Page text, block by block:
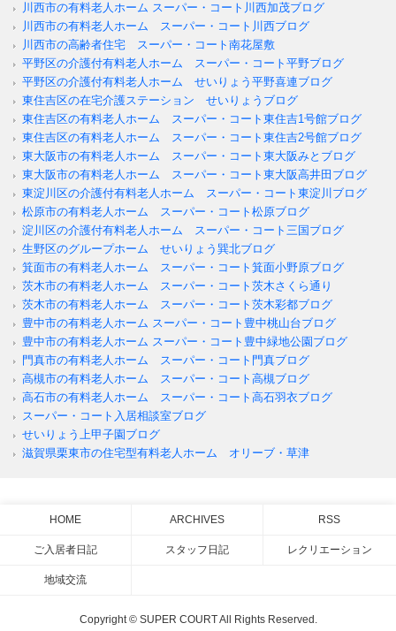
川西市の有料老人ホーム スーパー・コート川西加茂ブログ
川西市の有料老人ホーム スーパー・コート川西ブログ
川西市の高齢者住宅 スーパー・コート南花屋敷
平野区の介護付有料老人ホーム スーパー・コート平野ブログ
平野区の介護付有料老人ホーム せいりょう平野喜連ブログ
東住吉区の在宅介護ステーション せいりょうブログ
東住吉区の有料老人ホーム スーパー・コート東住吉1号館ブログ
東住吉区の有料老人ホーム スーパー・コート東住吉2号館ブログ
東大阪市の有料老人ホーム スーパー・コート東大阪みとブログ
東大阪市の有料老人ホーム スーパー・コート東大阪高井田ブログ
東淀川区の介護付有料老人ホーム スーパー・コート東淀川ブログ
松原市の有料老人ホーム スーパー・コート松原ブログ
淀川区の介護付有料老人ホーム スーパー・コート三国ブログ
生野区のグループホーム せいりょう巽北ブログ
箕面市の有料老人ホーム スーパー・コート箕面小野原ブログ
茨木市の有料老人ホーム スーパー・コート茨木さくら通り
茨木市の有料老人ホーム スーパー・コート茨木彩都ブログ
豊中市の有料老人ホーム スーパー・コート豊中桃山台ブログ
豊中市の有料老人ホーム スーパー・コート豊中緑地公園ブログ
門真市の有料老人ホーム スーパー・コート門真ブログ
高槻市の有料老人ホーム スーパー・コート高槻ブログ
高石市の有料老人ホーム スーパー・コート高石羽衣ブログ
スーパー・コート入居相談室ブログ
せいりょう上甲子園ブログ
滋賀県栗東市の住宅型有料老人ホーム オリーブ・草津
HOME ARCHIVES RSS
ご入居者日記 スタッフ日記 レクリエーション
地域交流
Copyright © SUPER COURT All Rights Reserved.